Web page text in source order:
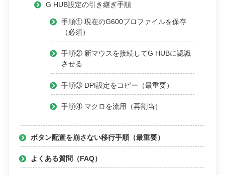
G HUB設定の引き継ぎ手順
手順① 現在のG600プロファイルを保存
（必須）
手順② 新マウスを接続してG HUBに認識
させる
手順③ DPI設定をコピー（最重要）
手順④ マクロを流用（再割当）
ボタン配置を崩さない移行手順（最重要）
よくある質問（FAQ）